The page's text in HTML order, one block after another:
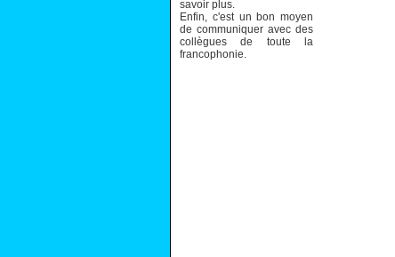
savoir plus.
Enfin, c'est un bon moyen
de communiquer avec des
collègues de toute la
francophonie.